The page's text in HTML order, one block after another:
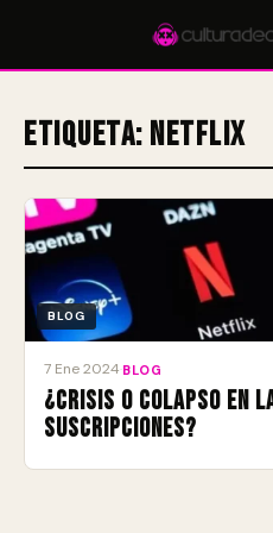
Accesos rápidos:🎪 Eventos🎤
Etiqueta: Netflix
BLOG
7 Ene 2024 BLOG
¿Crisis o colapso en
suscripciones?